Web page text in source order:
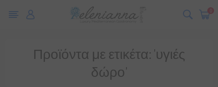
0
Προϊόντα με ετικέτα: 'υγιές
δώρο'